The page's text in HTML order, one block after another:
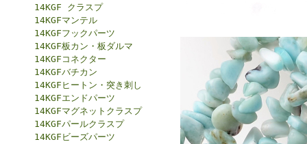
14KGF クラスプ
14KGFマンテル
14KGFフックパーツ
14KGF板カン・板ダルマ
14KGFコネクター
14KGFバチカン
14KGFヒートン・突き刺し
14KGFエンドパーツ
14KGFマグネットクラスプ
14KGFパールクラスプ
14KGFビーズパーツ